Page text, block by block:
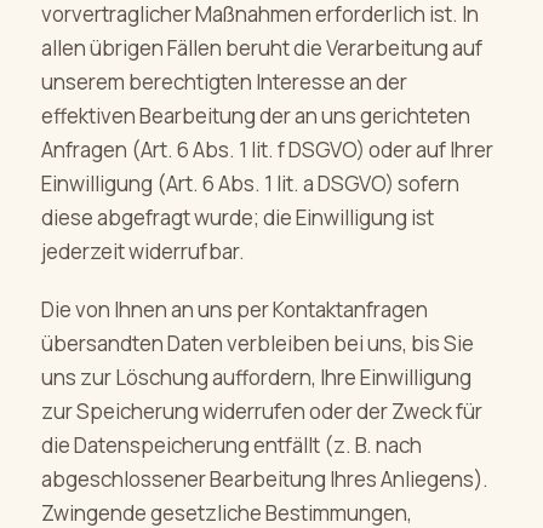
vorvertraglicher Maßnahmen erforderlich ist. In
allen übrigen Fällen beruht die Verarbeitung auf
unserem berechtigten Interesse an der
effektiven Bearbeitung der an uns gerichteten
Anfragen (Art. 6 Abs. 1 lit. f DSGVO) oder auf Ihrer
Einwilligung (Art. 6 Abs. 1 lit. a DSGVO) sofern
diese abgefragt wurde; die Einwilligung ist
jederzeit widerrufbar.
Die von Ihnen an uns per Kontaktanfragen
übersandten Daten verbleiben bei uns, bis Sie
uns zur Löschung auffordern, Ihre Einwilligung
zur Speicherung widerrufen oder der Zweck für
die Datenspeicherung entfällt (z. B. nach
abgeschlossener Bearbeitung Ihres Anliegens).
Zwingende gesetzliche Bestimmungen,